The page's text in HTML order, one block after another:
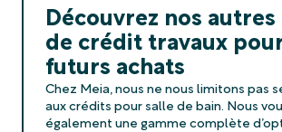
Découvrez nos
de crédit travaux
futurs achats
Chez Meia, nous ne nous limitons pas
aux crédits pour salle de bain. Nous
également une gamme complète